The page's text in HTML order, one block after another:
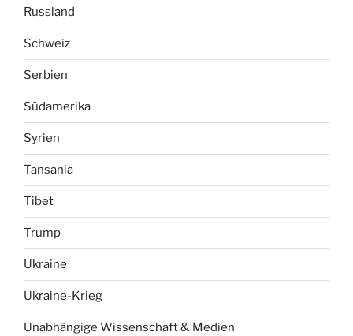
Russland
Schweiz
Serbien
Südamerika
Syrien
Tansania
Tibet
Trump
Ukraine
Ukraine-Krieg
Unabhängige Wissenschaft & Medien